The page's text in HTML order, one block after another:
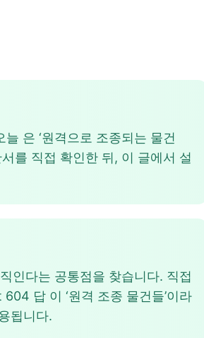
은 ‘원격으로 조종되는 물건
를 직접 확인한 뒤, 이 글에서 설
인다는 공통점을 찾습니다. 직접
답 이 ‘원격 조종 물건들’이라
됩니다.